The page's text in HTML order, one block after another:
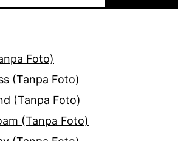
Foto)
(Tanpa Foto)
(Tanpa Foto)
(Tanpa Foto)